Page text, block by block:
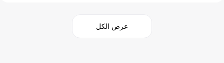
عرض الكل